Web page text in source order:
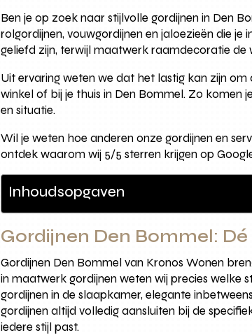
Ben je op zoek naar stijlvolle gordijnen in Den
rolgordijnen, vouwgordijnen en jaloezieën die
geliefd zijn, terwijl maatwerk raamdecoratie
Uit ervaring weten we dat het lastig kan zijn
winkel of bij je thuis in Den Bommel. Zo komen
en situatie.
Wil je weten hoe anderen onze gordijnen en
ontdek waarom wij 5/5 sterren krijgen op
Inhoudsopgaven
Gordijnen Den Bommel:
Gordijnen Den Bommel van Kronos Wonen
in maatwerk gordijnen weten wij precies welke
gordijnen in de slaapkamer, elegante
gordijnen altijd volledig aansluiten bij de
iedere stijl past.